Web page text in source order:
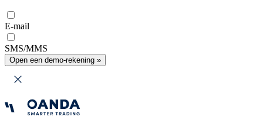
E-mail
SMS/MMS
Open een demo-rekening »